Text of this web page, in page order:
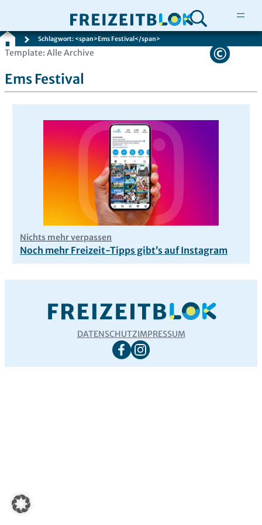
Zum
springen
Schlagwort: <span>Ems Festival</span>
Template: Alle Archive
Ems Festival
Nichts mehr verpassen
Noch mehr Freizeit-Tipps gibt’s auf Instagram
DATENSCHUTZIMPRESSUM